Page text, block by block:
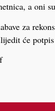
a oni
za
će